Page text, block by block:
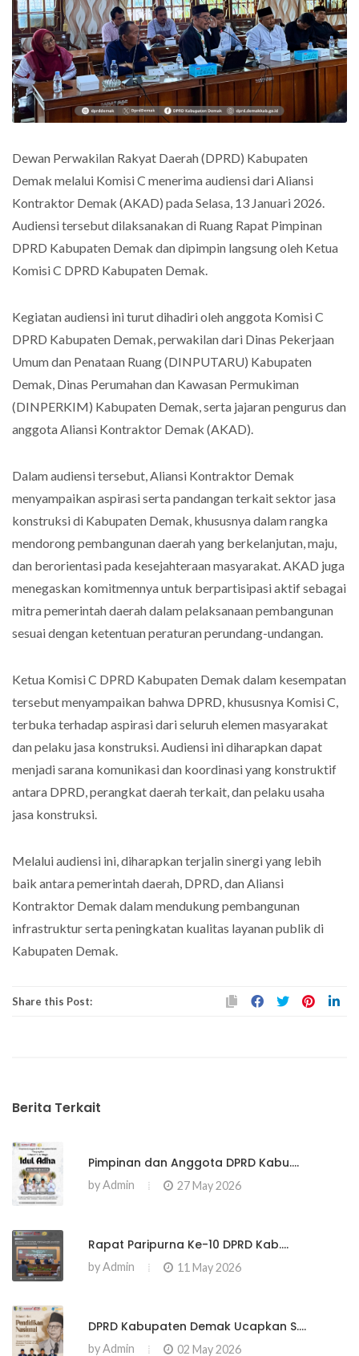
Dewan Perwakilan Rakyat Daerah (DPRD) Kabupaten
Demak melalui Komisi C menerima audiensi dari Aliansi
Kontraktor Demak (AKAD) pada Selasa, 13 Januari 2026.
Audiensi tersebut dilaksanakan di Ruang Rapat Pimpinan
DPRD Kabupaten Demak dan dipimpin langsung oleh Ketua
Komisi C DPRD Kabupaten Demak.
Kegiatan audiensi ini turut dihadiri oleh anggota Komisi C
DPRD Kabupaten Demak, perwakilan dari Dinas Pekerjaan
Umum dan Penataan Ruang (DINPUTARU) Kabupaten
Demak, Dinas Perumahan dan Kawasan Permukiman
(DINPERKIM) Kabupaten Demak, serta jajaran pengurus dan
anggota Aliansi Kontraktor Demak (AKAD).
Dalam audiensi tersebut, Aliansi Kontraktor Demak
menyampaikan aspirasi serta pandangan terkait sektor jasa
konstruksi di Kabupaten Demak, khususnya dalam rangka
mendorong pembangunan daerah yang berkelanjutan, maju,
dan berorientasi pada kesejahteraan masyarakat. AKAD juga
menegaskan komitmennya untuk berpartisipasi aktif sebagai
mitra pemerintah daerah dalam pelaksanaan pembangunan
sesuai dengan ketentuan peraturan perundang-undangan.
Ketua Komisi C DPRD Kabupaten Demak dalam kesempatan
tersebut menyampaikan bahwa DPRD, khususnya Komisi C,
terbuka terhadap aspirasi dari seluruh elemen masyarakat
dan pelaku jasa konstruksi. Audiensi ini diharapkan dapat
menjadi sarana komunikasi dan koordinasi yang konstruktif
antara DPRD, perangkat daerah terkait, dan pelaku usaha
jasa konstruksi.
Melalui audiensi ini, diharapkan terjalin sinergi yang lebih
baik antara pemerintah daerah, DPRD, dan Aliansi
Kontraktor Demak dalam mendukung pembangunan
infrastruktur serta peningkatan kualitas layanan publik di
Kabupaten Demak.
Share this Post:
Berita Terkait
Pimpinan dan Anggota DPRD Kabu....
byAdmin 27 May 2026
Rapat Paripurna Ke-10 DPRD Kab....
byAdmin 11 May 2026
DPRD Kabupaten Demak Ucapkan S....
byAdmin 02 May 2026